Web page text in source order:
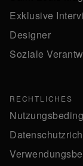
Exklusive
Designer
Soziale
RECHTLICHES